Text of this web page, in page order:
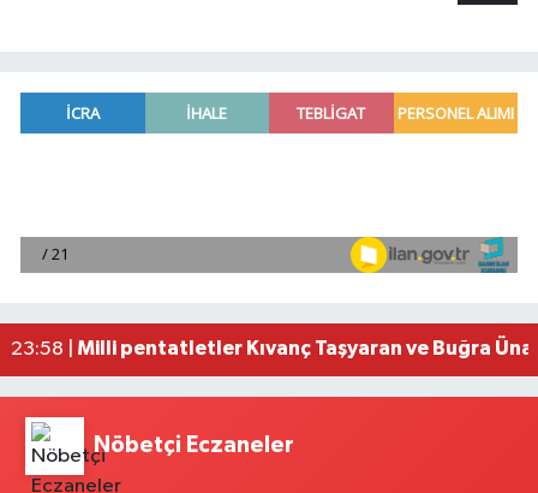
00:39 |
Mersin'de uyuşturucu operasyonunda 190
23:58 | Milli pentatletler Kıvanç Taşyaran ve Buğra
Nöbetçi Eczaneler